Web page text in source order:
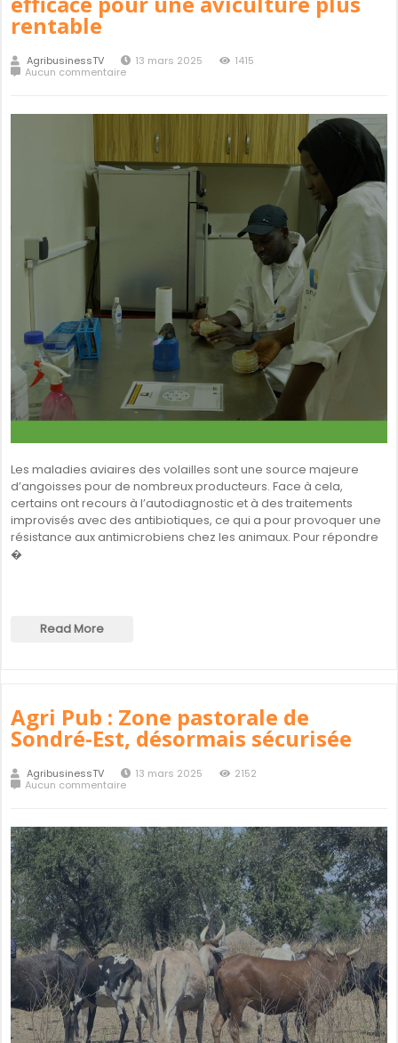
rentable
AgribusinessTV 13 mars 2025
1415
Aucun commentaire
Les maladies aviaires des volailles sont une source majeure
d’angoisses pour de nombreux producteurs. Face à cela,
certains ont recours à l’autodiagnostic et à des traitements
improvisés avec des antibiotiques, ce qui a pour provoquer une
résistance aux antimicrobiens chez les animaux. Pour répondre
�
Read More
Agri Pub : Zone pastorale de
Sondré-Est, désormais sécurisée
AgribusinessTV 13 mars 2025
2152
Aucun commentaire